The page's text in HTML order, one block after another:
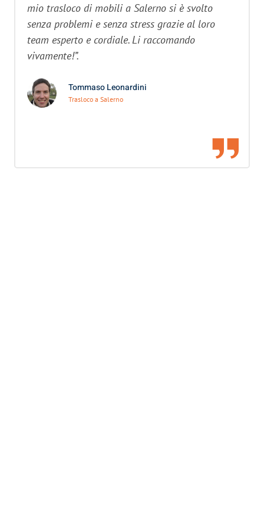
mio trasloco di mobili a Salerno si è svolto
senza problemi e senza stress grazie al loro
team esperto e cordiale. Li raccomando
vivamente!”.
Tommaso Leonardini
Trasloco a Salerno